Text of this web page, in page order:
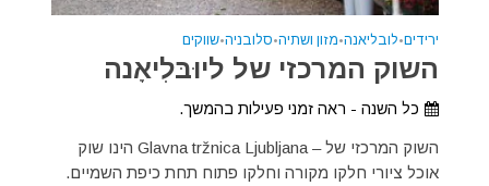
ירידים•לובליאנה•מזון ושתיה•סלובניה•שווקים
השוק המרכזי של ליוּבּלִיאָנה
כל השנה - ראה זמני פעילות בהמשך.
השוק המרכזי של – Glavna tržnica Ljubljana הינו שוק
אוכל ציורי חלקו מקורה וחלקו פתוח תחת כיפת השמיים.